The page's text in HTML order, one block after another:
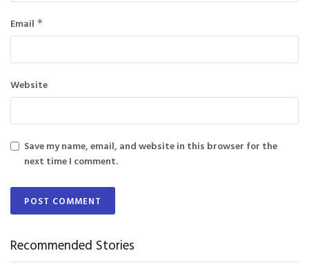
Email *
Website
Save my name, email, and website in this browser for the
next time I comment.
Recommended Stories